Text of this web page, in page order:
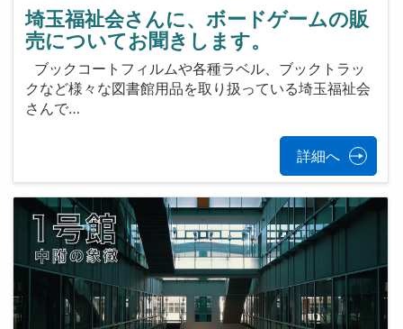
埼玉福祉会さんに、ボードゲームの販
売についてお聞きします。
ブックコートフィルムや各種ラベル、ブックトラッ
クなど様々な図書館用品を取り扱っている埼玉福祉会
さんで…
詳細へ